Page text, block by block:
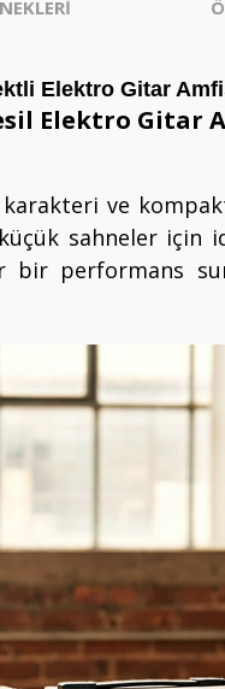
Elektro Gitar
Elektro Gitar
ve
sahneler için
bir performans